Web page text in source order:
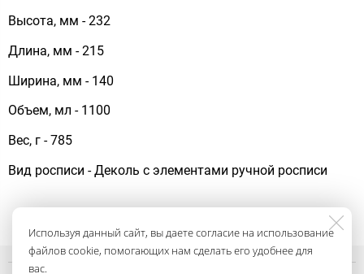
Высота, мм - 232
Длина, мм - 215
Ширина, мм - 140
Объем, мл - 1100
Вес, г - 785
Вид росписи - Деколь с элементами ручной росписи
Используя данный сайт, вы даете согласие на использование
файлов cookie, помогающих нам сделать его удобнее для
вас.